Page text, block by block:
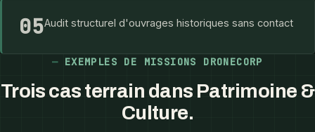
05Audit structurel d'ouvrages historiques sans contact
EXEMPLES DE MISSIONS DRONECORP
Trois cas terrain dans Patrimoine &
Culture.